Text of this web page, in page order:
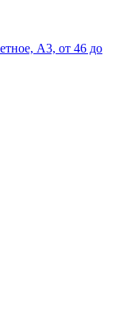
A3, от 46 до